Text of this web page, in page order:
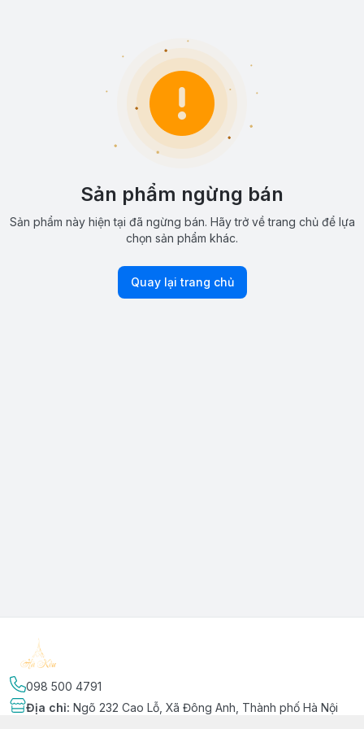
Sản phẩm ngừng bán
Sản phẩm này hiện tại đã ngừng bán. Hãy trở về trang chủ để lựa
chọn sản phẩm khác.
Quay lại trang chủ
098 500 4791
Địa chỉ: Ngõ 232 Cao Lỗ, Xã Đông Anh, Thành phố Hà Nội